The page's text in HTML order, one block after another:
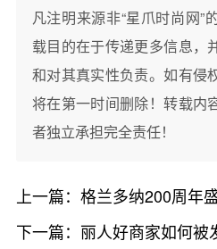
凡注明来源非“星爪时尚网”
载目的在于传递更多信息，
和对其真实性负责。如有侵
将在第一时间删除！转载内
者独立承担完全责任！
上一篇： 格兰多纳200周年
下一篇： 丽人好商家如何被